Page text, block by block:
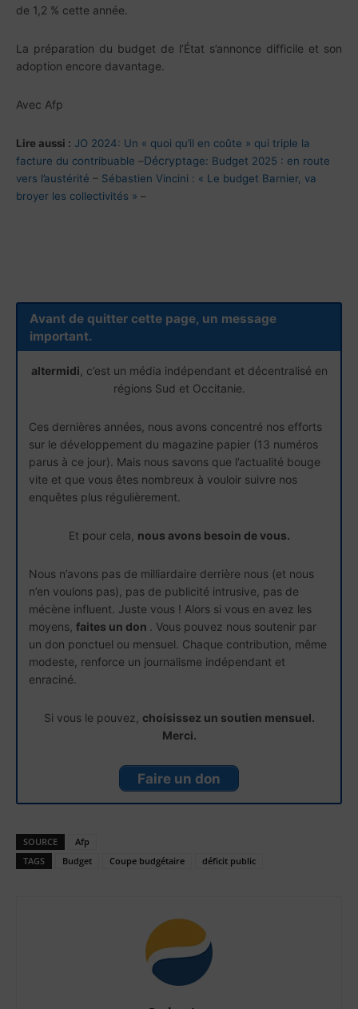
de 1,2 % cette année.
La préparation du budget de l’État s’annonce difficile et son
adoption encore davantage.
Avec Afp
Lire aussi : JO 2024: Un « quoi qu’il en coûte » qui triple la
facture du contribuable –Décryptage: Budget 2025 : en route
vers l’austérité – Sébastien Vincini : « Le budget Barnier, va
broyer les collectivités » –
Avant de quitter cette page, un message
important.
altermidi , c’est un média indépendant et décentralisé en
régions Sud et Occitanie.
Ces dernières années, nous avons concentré nos efforts
sur le développement du magazine papier (13 numéros
parus à ce jour). Mais nous savons que l’actualité bouge
vite et que vous êtes nombreux à vouloir suivre nos
enquêtes plus régulièrement.
Et pour cela, nous avons besoin de vous.
Nous n’avons pas de milliardaire derrière nous (et nous
n’en voulons pas), pas de publicité intrusive, pas de
mécène influent. Juste vous ! Alors si vous en avez les
moyens, faites un don . Vous pouvez nous soutenir par
un don ponctuel ou mensuel. Chaque contribution, même
modeste, renforce un journalisme indépendant et
enraciné.
Si vous le pouvez, choisissez un soutien mensuel.
Merci.
Faire un don
SOURCE
Afp
TAGS
Budget Coupe budgétaire déficit public